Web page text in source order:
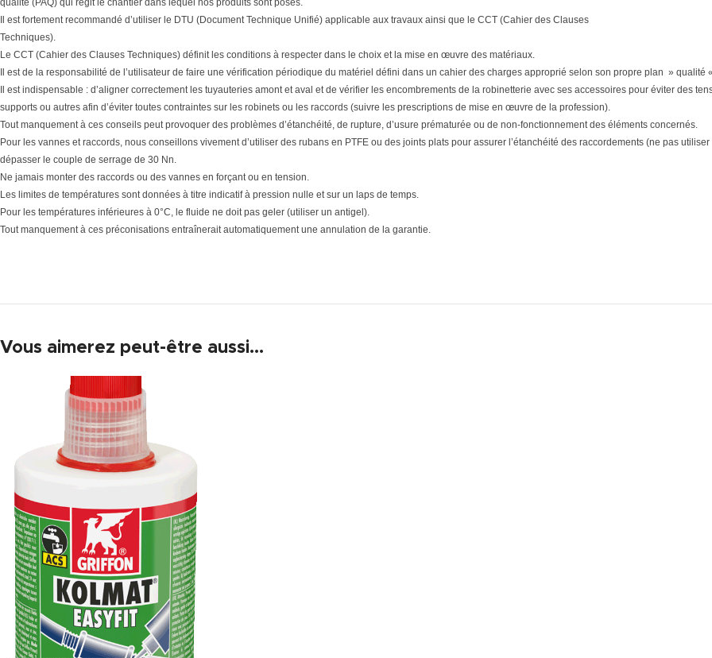
qualité (PAQ) qui régit le chantier dans lequel nos produits sont posés.
Il est fortement recommandé d’utiliser le DTU (Document Technique Unifié) applicable aux travaux ainsi que le CCT (Cahier des Clauses
Techniques).
Le CCT (Cahier des Clauses Techniques) définit les conditions à respecter dans le choix et la mise en œuvre des matériaux.
Il est de la responsabilité de l’utilisateur de faire une vérification périodique du matériel défini dans un cahier des charges approprié selon son propre plan » qualité
Il est indispensable : d’aligner correctement les tuyauteries amont et aval et de vérifier les encombrements de la robinetterie avec ses accessoires pour éviter des
supports ou autres afin d’éviter toutes contraintes sur les robinets ou les raccords (suivre les prescriptions de mise en œuvre de la profession).
Tout manquement à ces conseils peut provoquer des problèmes d’étanchéité, de rupture, d’usure prématurée ou de non-fonctionnement des éléments concernés.
Pour les vannes et raccords, nous conseillons vivement d’utiliser des rubans en PTFE ou des joints plats pour assurer l’étanchéité des raccordements (ne pas
dépasser le couple de serrage de 30 Nn.
Ne jamais monter des raccords ou des vannes en forçant ou en tension.
Les limites de températures sont données à titre indicatif à pression nulle et sur un laps de temps.
Pour les températures inférieures à 0°C, le fluide ne doit pas geler (utiliser un antigel).
Tout manquement à ces préconisations entraînerait automatiquement une annulation de la garantie.
Vous aimerez peut-être aussi…